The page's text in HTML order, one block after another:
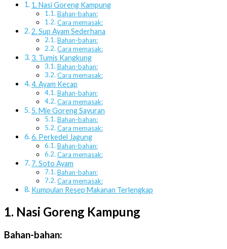
1. Nasi Goreng Kampung
Bahan-bahan:
Cara memasak:
2. Sup Ayam Sederhana
Bahan-bahan:
Cara memasak:
3. Tumis Kangkung
Bahan-bahan:
Cara memasak:
4. Ayam Kecap
Bahan-bahan:
Cara memasak:
5. Mie Goreng Sayuran
Bahan-bahan:
Cara memasak:
6. Perkedel Jagung
Bahan-bahan:
Cara memasak:
7. Soto Ayam
Bahan-bahan:
Cara memasak:
Kumpulan Resep Makanan Terlengkap
1. Nasi Goreng Kampung
Bahan-bahan: